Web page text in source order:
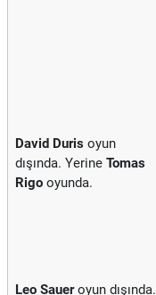
David Duris oyun
dışında. Yerine Tomas
Rigo oyunda.
Leo Saueroyun dışında.